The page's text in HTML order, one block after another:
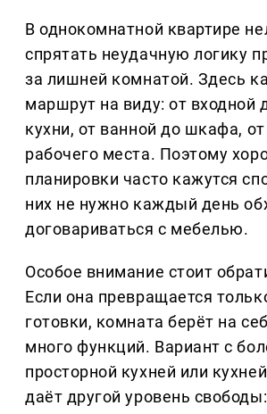
В однокомнатной квартире
спрятать неудачную логику
за лишней комнатой. Здесь
маршрут на виду: от входной
кухни, от ванной до шкафа,
рабочего места. Поэтому
планировки часто кажутся
них не нужно каждый день
договариваться с мебелью.
Особое внимание стоит
Если она превращается
готовки, комната берёт на
много функций. Вариант с
просторной кухней или
даёт другой уровень